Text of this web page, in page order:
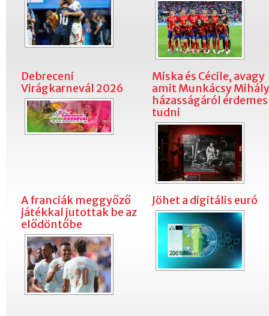
Debreceni
Virágkarnevál 2026
Miska és Cécile, avagy
amit Munkácsy Mihály
házasságáról érdemes
tudni
A franciák meggyőző
játékkal jutottak be az
elődöntőbe
Jöhet a digitális euró